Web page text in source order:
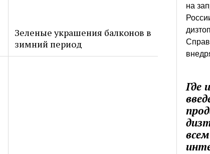
Зеленые украшения балконов в
зимний период
на
Где